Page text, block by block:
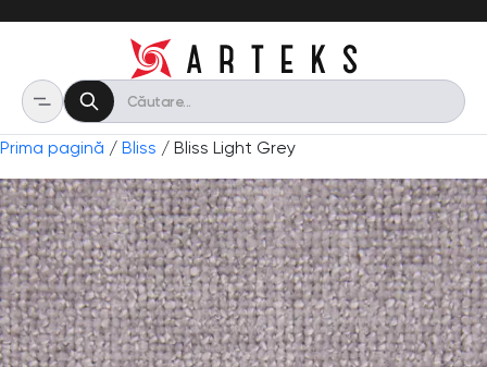
Prima pagină / Bliss / Bliss Light Grey